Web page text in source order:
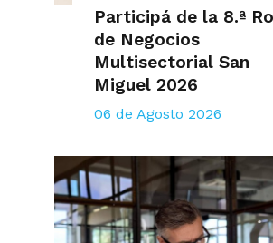
Participá de la 8.ª
de Negocios
Multisectorial San
Miguel 2026
06 de Agosto 2026